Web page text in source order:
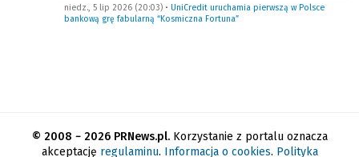
niedz., 5 lip 2026 (20:03) • UniCredit uruchamia pierwszą w Polsce
bankową grę fabularną “Kosmiczna Fortuna”
© 2008 − 2026 PRNews.pl.Korzystanie z portalu oznacza
akceptację regulaminu. Informacja o cookies. Polityka